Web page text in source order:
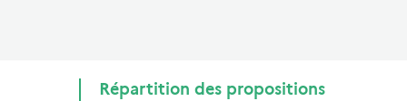
Répartition des propositions